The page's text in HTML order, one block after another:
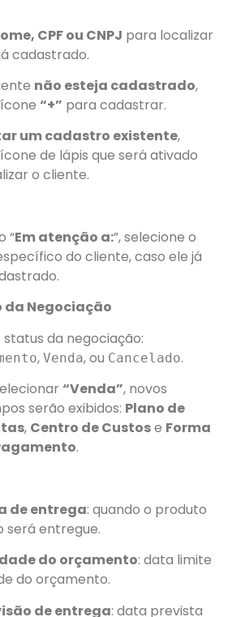
CPF ou CNPJ para localizar
cadastrado.
não esteja cadastrado,
“+” para cadastrar.
um cadastro existente,
de lápis que será ativado
o cliente.
“Em atenção a:”, selecione o
do cliente, caso ele já
da Negociação
status da negociação:
, Venda, ou Cancelado.
“Venda”, novos
serão exibidos: Plano de
, Centro de Custose Forma
.
de entrega: quando o produto
será entregue.
do orçamento: data limite
do orçamento.
de entrega: data prevista